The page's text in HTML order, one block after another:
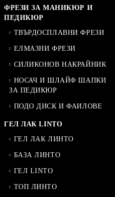
ФРЕЗИ ЗА МАНИКЮР И
ПЕДИКЮР
ТВЪРДОСПЛАВНИ ФРЕЗИ
ЕЛМАЗНИ ФРЕЗИ
СИЛИКОНОВ НАКРАЙНИК
НОСАЧ И ШЛАЙФ ШАПКИ
ЗА ПЕДИКЮР
ПОДО ДИСК И ФАИЛОВЕ
ГЕЛ ЛАК LINTO
ГЕЛ ЛАК ЛИНТО
БАЗА ЛИНТО
ГЕЛ LINTO
ТОП ЛИНТО